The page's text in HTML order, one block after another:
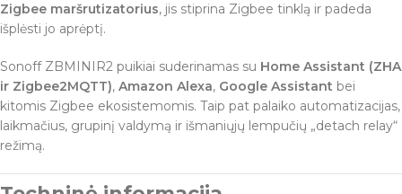
Zigbee maršrutizatorius, jis stiprina Zigbee tinklą ir padeda
išplėsti jo aprėptį.
Sonoff ZBMINIR2 puikiai suderinamas su Home Assistant (ZHA
ir Zigbee2MQTT), Amazon Alexa, Google Assistant bei
kitomis Zigbee ekosistemomis. Taip pat palaiko automatizacijas,
laikmačius, grupinį valdymą ir išmaniųjų lempučių „detach relay“
režimą.